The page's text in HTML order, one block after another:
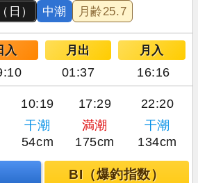
日） 中潮 月齢25.7
入 月出 月入
01:37 16:16
10:19 17:29 22:20
干潮 満潮
干潮
54cm 175cm 134cm
BI（爆釣指数）